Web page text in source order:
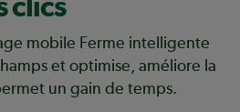
mobile Ferme intelligente
et optimise, améliore la
un gain de temps.